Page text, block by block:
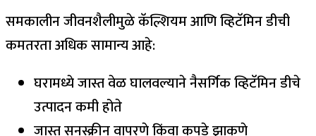
समकालीन जीवनशैलीमुळे कॅल्शियम आणि व्हिटॅमिन डीची
कमतरता अधिक सामान्य आहे:
घरामध्ये जास्त वेळ घालवल्याने नैसर्गिक व्हिटॅमिन डीचे
उत्पादन कमी होते
जास्त सनस्क्रीन वापरणे किंवा कपडे झाकणे